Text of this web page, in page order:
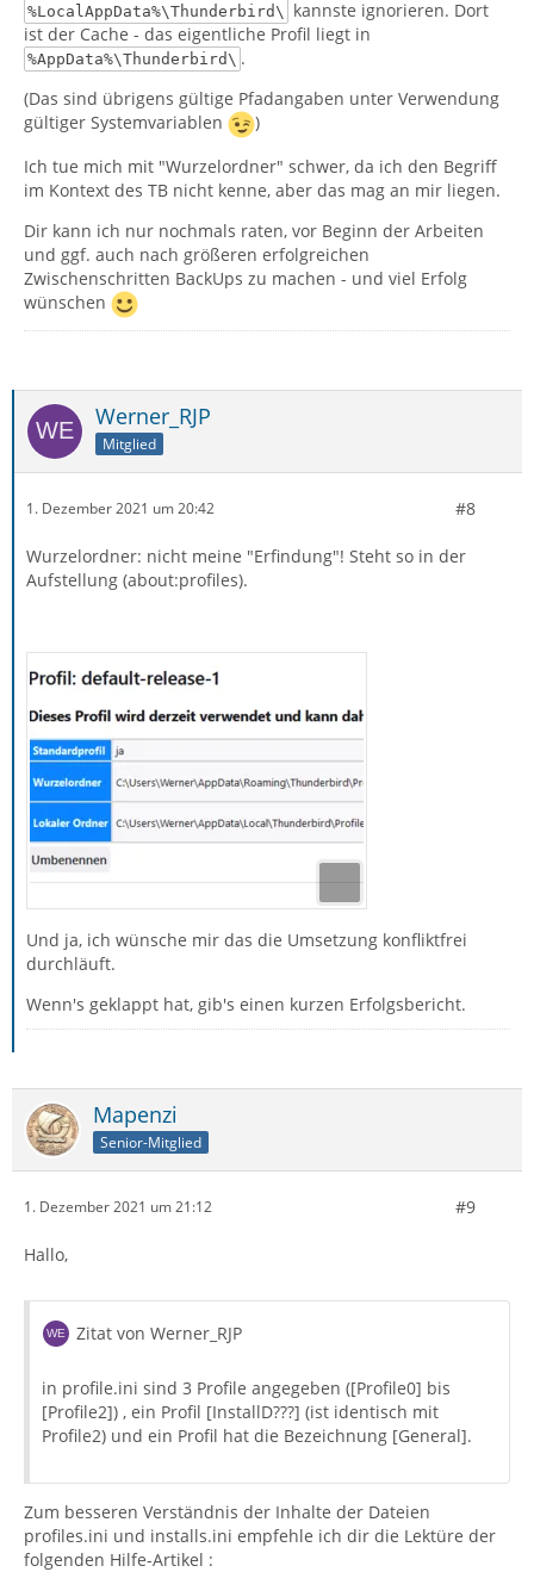
%LocalAppData%\Thunderbird\
kannste ignorieren. Dort
ist der Cache - das eigentliche Profil liegt in
%AppData%\Thunderbird\ .
(Das sind übrigens gültige Pfadangaben unter Verwendung
gültiger Systemvariablen
)
Ich tue mich mit "Wurzelordner" schwer, da ich den Begriff
im Kontext des TB nicht kenne, aber das mag an mir liegen.
Dir kann ich nur nochmals raten, vor Beginn der Arbeiten
und ggf. auch nach größeren erfolgreichen
Zwischenschritten BackUps zu machen - und viel Erfolg
wünschen
Werner_RJP
Mitglied
1. Dezember 2021 um 20:42 #8
Wurzelordner: nicht meine "Erfindung"! Steht so in der
Aufstellung (about:profiles).
Und ja, ich wünsche mir das die Umsetzung konfliktfrei
durchläuft.
Wenn's geklappt hat, gib's einen kurzen Erfolgsbericht.
Mapenzi
Senior-Mitglied
1. Dezember 2021 um 21:12 #9
Hallo,
Zitat von Werner_RJP
in profile.ini sind 3 Profile angegeben ([Profile0] bis
[Profile2]) , ein Profil [InstallD???] (ist identisch mit
Profile2) und ein Profil hat die Bezeichnung [General].
Zum besseren Verständnis der Inhalte der Dateien
profiles.ini und installs.ini empfehle ich dir die Lektüre der
folgenden Hilfe-Artikel :